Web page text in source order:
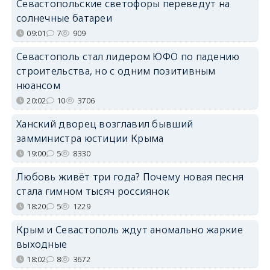
Севастопольские светофоры переведут на
солнечные батареи
09:01 7 909
Севастополь стал лидером ЮФО по падению
строительства, но с одним позитивным
нюансом
20:02 10 3706
Ханский дворец возглавил бывший
замминистра юстиции Крыма
19:00 5 8330
Любовь живёт три года? Почему новая песня
стала гимном тысяч россиянок
18:20 5 1229
Крым и Севастополь ждут аномально жаркие
выходные
18:02 8 3672